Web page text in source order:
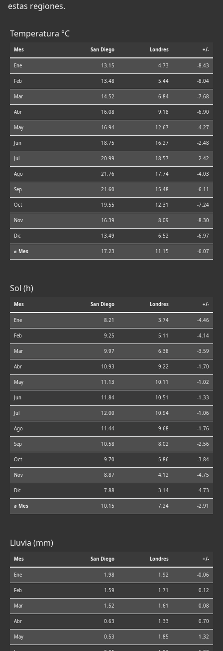
estas regiones.
Temperatura °C
Mes San Diego Londres +/-
Ene 13.15 4.73 -8.43
Feb 13.48 5.44 -8.04
Mar 14.52 6.84 -7.68
Abr 16.08 9.18 -6.90
May 16.94 12.67 -4.27
Jun 18.75 16.27 -2.48
Jul 20.99 18.57 -2.42
Ago 21.76 17.74 -4.03
Sep 21.60 15.48 -6.11
Oct 19.55 12.31 -7.24
Nov 16.39 8.09 -8.30
Dic 13.49 6.52 -6.97
⌀ Mes 17.23 11.15 -6.07
Sol (h)
Mes San Diego Londres +/-
Ene 8.21 3.74 -4.46
Feb 9.25 5.11 -4.14
Mar 9.97 6.38 -3.59
Abr 10.93 9.22 -1.70
May 11.13 10.11 -1.02
Jun 11.84 10.51 -1.33
Jul 12.00 10.94 -1.06
Ago 11.44 9.68 -1.76
Sep 10.58 8.02 -2.56
Oct 9.70 5.86 -3.84
Nov 8.87 4.12 -4.75
Dic 7.88 3.14 -4.73
⌀ Mes 10.15 7.24 -2.91
Lluvia (mm)
Mes San Diego Londres +/-
Ene 1.98 1.92 -0.06
Feb 1.59 1.71 0.12
Mar 1.52 1.61 0.08
Abr 0.63 1.33 0.70
May 0.53 1.85 1.32